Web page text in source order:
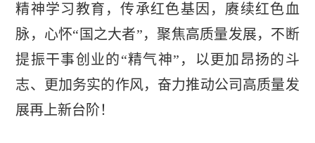
精神学习教育，传承红色基因，赓续红色血
脉，心怀“国之大者”，聚焦高质量发展，不断
提振干事创业的“精气神”，以更加昂扬的斗
志、更加务实的作风，奋力推动公司高质量发
展再上新台阶！